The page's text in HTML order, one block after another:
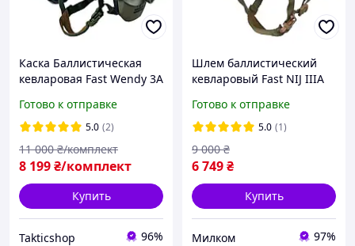
Каска Баллистическая
кевларовая Fast Wendy 3А
крепление чебурашка
койот олива S М L XL
Готово к отправке
5.0 (2)
8 199₴/комплект
11 000 ₴/комплект
Купить
Takticshop 96%
Шлем баллистический
кевларовый Fast NIJ IIIA
Готово к отправке
5.0 (1)
6 749₴
9 000 ₴
Купить
Милком 97%